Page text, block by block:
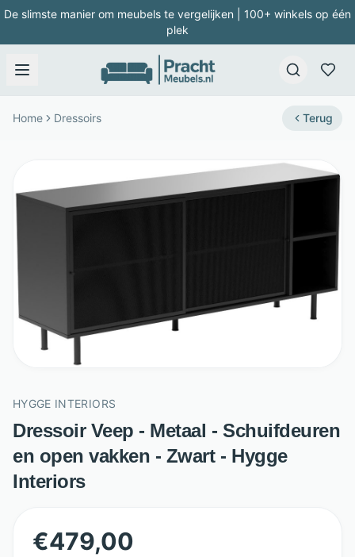
De slimste manier om meubels te vergelijken | 100+ winkels op één
plek
Home Dressoirs Terug
HYGGE INTERIORS
Dressoir Veep - Metaal - Schuifdeuren
en open vakken - Zwart - Hygge
Interiors
€479,00